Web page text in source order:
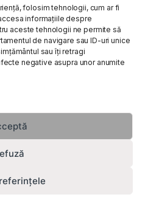
folosim tehnologii, cum ar fi
informațiile despre
aceste tehnologii ne permite să
de navigare sau ID-uri unice
sau îți retragi
negative asupra unor anumite